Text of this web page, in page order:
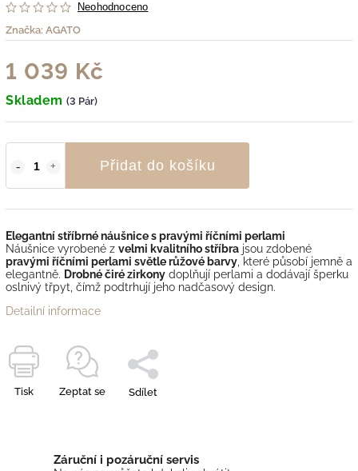
Neohodnoceno
Značka: AGATO
1 039 Kč
Skladem (3 Pár)
Přidat do košíku
Elegantní stříbrné náušnice s pravými říčními perlami
Náušnice vyrobené z velmi kvalitního stříbra jsou zdobené
pravými říčními perlami světle růžové barvy , které působí jemně a
elegantně. Drobné čiré zirkony doplňují perlami a dodávají šperku
oslnivý třpyt, čímž podtrhují jeho nadčasový design.
Detailní informace
Tisk Zeptat se Sdílet
Záruční i pozáruční servis